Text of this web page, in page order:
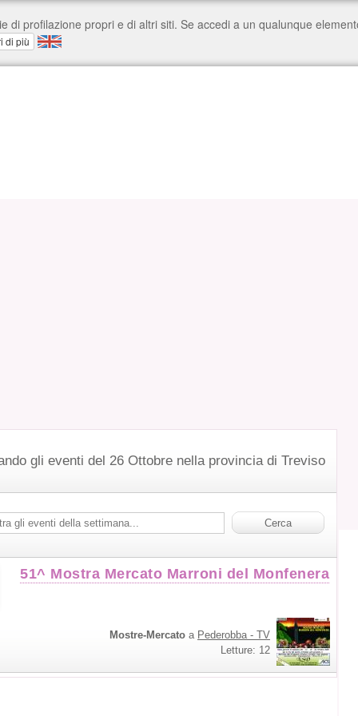
gli eventi del 26 Ottobre nella provincia di Treviso
51^ Mostra Mercato Marroni del Monfenera
Mostre-Mercato a Pederobba - TV
Letture: 12